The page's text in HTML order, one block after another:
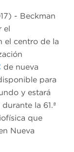
- Beckman
el
el centro de la
de nueva
para
y estará
la 61.ª
que
Nueva